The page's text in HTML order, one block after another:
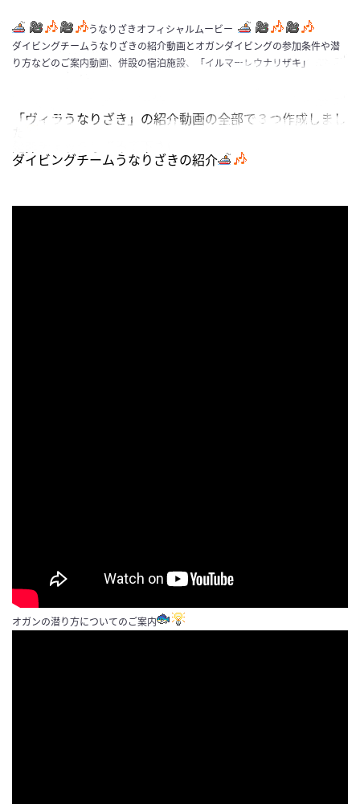
うなりざきオフィシャルムービー
ダイビングチームうなりざきの紹介動画とオガンダイビングの参加条件や潜
り方などのご案内動画、併設の宿泊施設、「イルマーレウナリザキ」
「ヴィラうなりざき」の紹介動画の全部で３つ作成しまし
ダイビングチームうなりざきの紹介
オガンの潜り方についてのご案内